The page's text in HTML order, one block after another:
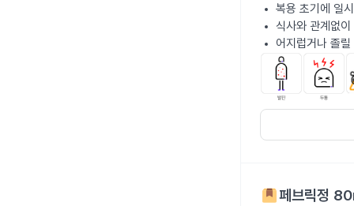
복용 초기에 일
식사와 관계없
어지럽거나 졸
페브릭정